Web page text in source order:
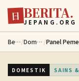
Lewati ke konten
日 BERITA.
JEPANG.ORG
Berita/ Domestik /
DOMESTIK SAINS